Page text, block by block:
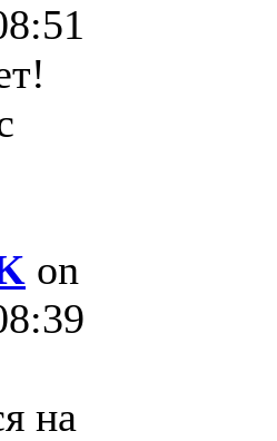
on
на